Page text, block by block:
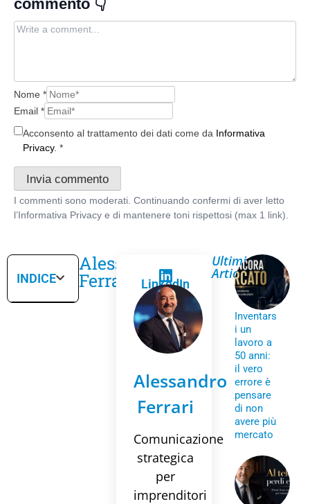
Nome *
Email *
Acconsento al trattamento dei dati come da Informativa
Privacy. *
INDICE
Alessandro
Ferrari LinkedIn
Alessandro
Ferrari
Comunicazione
strategica
per
imprenditori
Ultimi
Articoli
Inventars
i un
lavoro a
50 anni:
il vero
errore è
pensare
di non
avere più
mercato